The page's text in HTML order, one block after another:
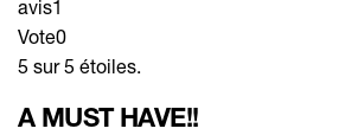
avis1
Vote0
5 sur 5 étoiles.
A MUST HAVE!!